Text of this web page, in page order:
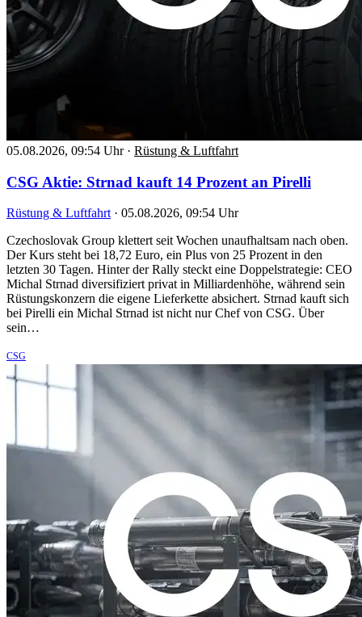
05.08.2026, 09:54 Uhr · Rüstung & Luftfahrt
CSG Aktie: Strnad kauft 14 Prozent an Pirelli
Rüstung & Luftfahrt · 05.08.2026, 09:54 Uhr
Czechoslovak Group klettert seit Wochen unaufhaltsam nach oben.
Der Kurs steht bei 18,72 Euro, ein Plus von 25 Prozent in den
letzten 30 Tagen. Hinter der Rally steckt eine Doppelstrategie: CEO
Michal Strnad diversifiziert privat in Milliardenhöhe, während sein
Rüstungskonzern die eigene Lieferkette absichert. Strnad kauft sich
bei Pirelli ein Michal Strnad ist nicht nur Chef von CSG. Über
sein…
CSG